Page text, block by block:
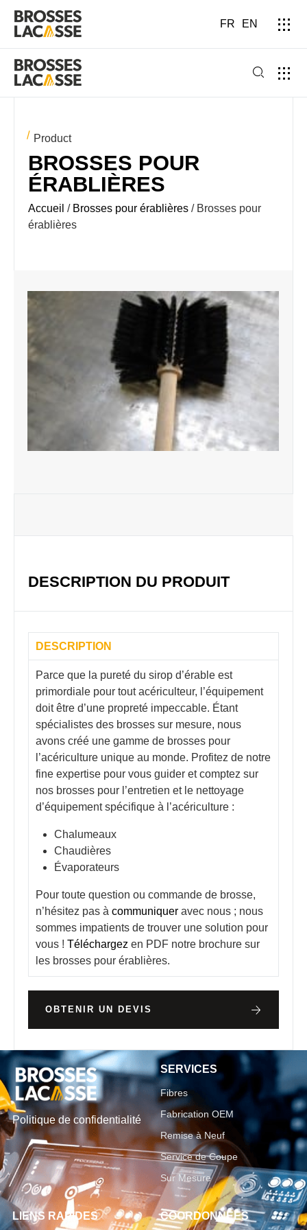
FR EN
Product
BROSSES POUR
ÉRABLIÈRES
Accueil / Brosses pour érablières / Brosses pour
érablières
DESCRIPTION DU PRODUIT
DESCRIPTION
Parce que la pureté du sirop d’érable est
primordiale pour tout acériculteur, l’équipement
doit être d’une propreté impeccable. Étant
spécialistes des brosses sur mesure, nous
avons créé une gamme de brosses pour
l’acériculture unique au monde. Profitez de notre
fine expertise pour vous guider et comptez sur
nos brosses pour l’entretien et le nettoyage
d’équipement spécifique à l’acériculture :
Chalumeaux
Chaudières
Évaporateurs
Pour toute question ou commande de brosse,
n’hésitez pas à communiquer avec nous ; nous
sommes impatients de trouver une solution pour
vous ! Téléchargez en PDF notre brochure sur
les brosses pour érablières.
OBTENIR UN DEVIS
Politique de confidentialité
SERVICES
Fibres
Fabrication OEM
Remise à Neuf
Service de Coupe
Sur Mesure
LIENS RAPIDES COORDONNÉES